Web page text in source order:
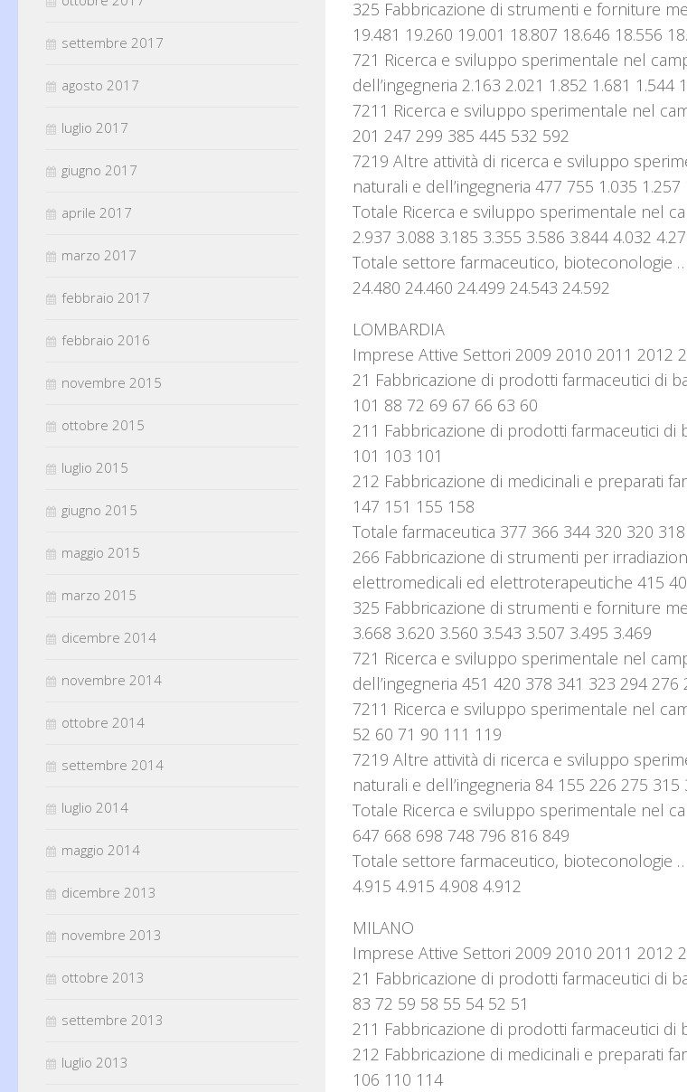
325 Fabbricazione di strumenti e forniture
19.481 19.260 19.001 18.807 18.646 18.556
721 Ricerca e sviluppo sperimentale nel
dell’ingegneria 2.163 2.021 1.852 1.681 1.544
7211 Ricerca e sviluppo sperimentale nel
201 247 299 385 445 532 592
7219 Altre attività di ricerca e sviluppo
naturali e dell’ingegneria 477 755 1.035
Totale Ricerca e sviluppo sperimentale nel
2.937 3.088 3.185 3.355 3.586 3.844 4.032
Totale settore farmaceutico, bioteconologie
24.480 24.460 24.499 24.543 24.592
LOMBARDIA
Imprese Attive Settori 2009 2010 2011 2012
21 Fabbricazione di prodotti farmaceutici di
101 88 72 69 67 66 63 60
211 Fabbricazione di prodotti farmaceutici di
101 103 101
212 Fabbricazione di medicinali e preparati
147 151 155 158
Totale farmaceutica 377 366 344 320 320
266 Fabbricazione di strumenti per
elettromedicali ed elettroterapeutiche 415
325 Fabbricazione di strumenti e forniture
3.668 3.620 3.560 3.543 3.507 3.495 3.469
721 Ricerca e sviluppo sperimentale nel
dell’ingegneria 451 420 378 341 323 294 276
7211 Ricerca e sviluppo sperimentale nel
52 60 71 90 111 119
7219 Altre attività di ricerca e sviluppo
naturali e dell’ingegneria 84 155 226 275
Totale Ricerca e sviluppo sperimentale nel
647 668 698 748 796 816 849
Totale settore farmaceutico, bioteconologie
4.915 4.915 4.908 4.912
MILANO
Imprese Attive Settori 2009 2010 2011 2012
21 Fabbricazione di prodotti farmaceutici di
83 72 59 58 55 54 52 51
211 Fabbricazione di prodotti farmaceutici di
212 Fabbricazione di medicinali e preparati
106 110 114
settembre 2017
agosto 2017
luglio 2017
giugno 2017
aprile 2017
marzo 2017
febbraio 2017
febbraio 2016
novembre 2015
ottobre 2015
luglio 2015
giugno 2015
maggio 2015
marzo 2015
dicembre 2014
novembre 2014
ottobre 2014
settembre 2014
luglio 2014
maggio 2014
dicembre 2013
novembre 2013
ottobre 2013
settembre 2013
luglio 2013